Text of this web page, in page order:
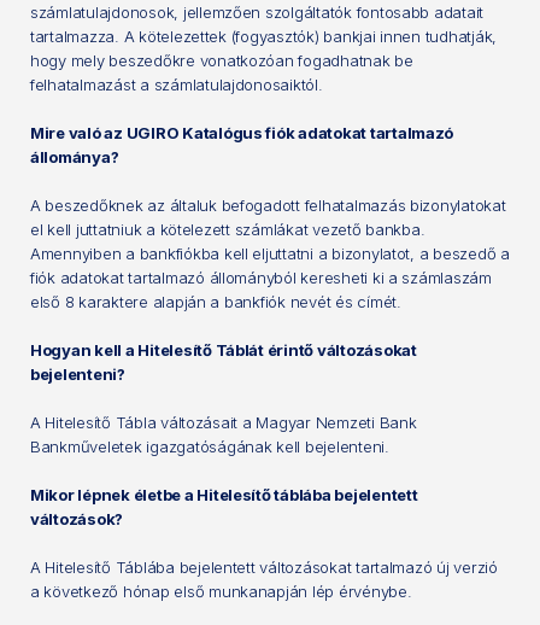
számlatulajdonosok, jellemzően szolgáltatók fontosabb adatait
tartalmazza. A kötelezettek (fogyasztók) bankjai innen tudhatják,
hogy mely beszedőkre vonatkozóan fogadhatnak be
felhatalmazást a számlatulajdonosaiktól.
Mire való az UGIRO Katalógus fiók adatokat tartalmazó
állománya?
A beszedőknek az általuk befogadott felhatalmazás bizonylatokat
el kell juttatniuk a kötelezett számlákat vezető bankba.
Amennyiben a bankfiókba kell eljuttatni a bizonylatot, a beszedő a
fiók adatokat tartalmazó állományból keresheti ki a számlaszám
első 8 karaktere alapján a bankfiók nevét és címét.
Hogyan kell a Hitelesítő Táblát érintő változásokat
bejelenteni?
A Hitelesítő Tábla változásait a Magyar Nemzeti Bank
Bankműveletek igazgatóságának kell bejelenteni.
Mikor lépnek életbe a Hitelesítő táblába bejelentett
változások?
A Hitelesítő Táblába bejelentett változásokat tartalmazó új verzió
a következő hónap első munkanapján lép érvénybe.